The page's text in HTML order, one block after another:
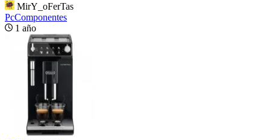
MirY_oFerTas
PcComponentes
1 año